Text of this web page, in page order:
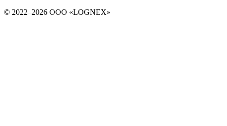
© 2022–2026 ООО «LOGNEX»